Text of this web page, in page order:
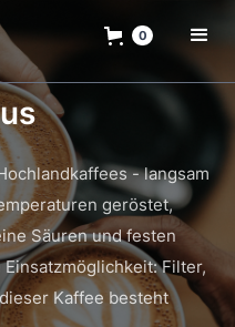
0
- langsam
geröstet,
Säuren und festen
Einsatzmöglichkeit: Filter,
Kaffee besteht